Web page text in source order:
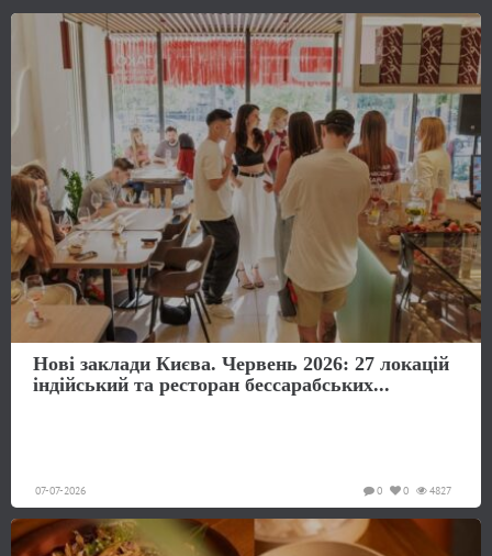
Нові заклади Києва. Червень 2026: 27 локацій
індійський та ресторан бессарабських...
07-07-2026 4827
0
0